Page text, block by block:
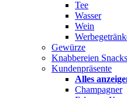
Tee
Wasser
Wein
Gewürze
Knabbereien Snacks
Kundenpräsente
Alles
Champagner